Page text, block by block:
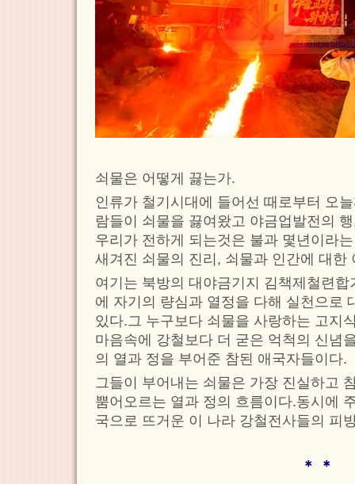
쇠물은 어떻게 끓는가.
인류가 철기시대에 들어선 때로부터 오
람들이 쇠물을 끓여왔고 야금업발전의
우리가 전하게 되는것은 불과 몇년이라
새겨진 쇠물의 진리, 쇠물과 인간에 대한
여기는 북방의 대야금기지 김책제철련
에 자기의 량심과 열정을 다해 실천으로
있다.그 누구보다 쇠물을 사랑하는 고지
마음속에 강철보다 더 굳은 억척의 신념
의 열과 정을 부어준 참된 애국자들이다.
그들이 부어내는 쇠물은 가장 진실하고
뿜어오르는 열과 정의 흐름이다.동시에
국으로 뜨거운 이 나라 강철전사들의 피
＊ ＊